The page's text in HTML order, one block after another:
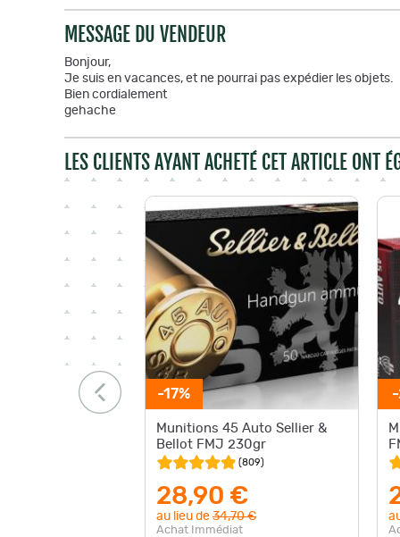
MESSAGE DU VENDEUR
Bonjour,
Je suis en vacances, et ne pourrai pas expédier les objets.
Bien cordialement
gehache
LES CLIENTS AYANT ACHETÉ CET ARTICLE ONT
-17%
Munitions 45 Auto Sellier &
Bellot FMJ 230gr
(809)
28,90 €
au lieu de 34,70 €
Achat Immédiat